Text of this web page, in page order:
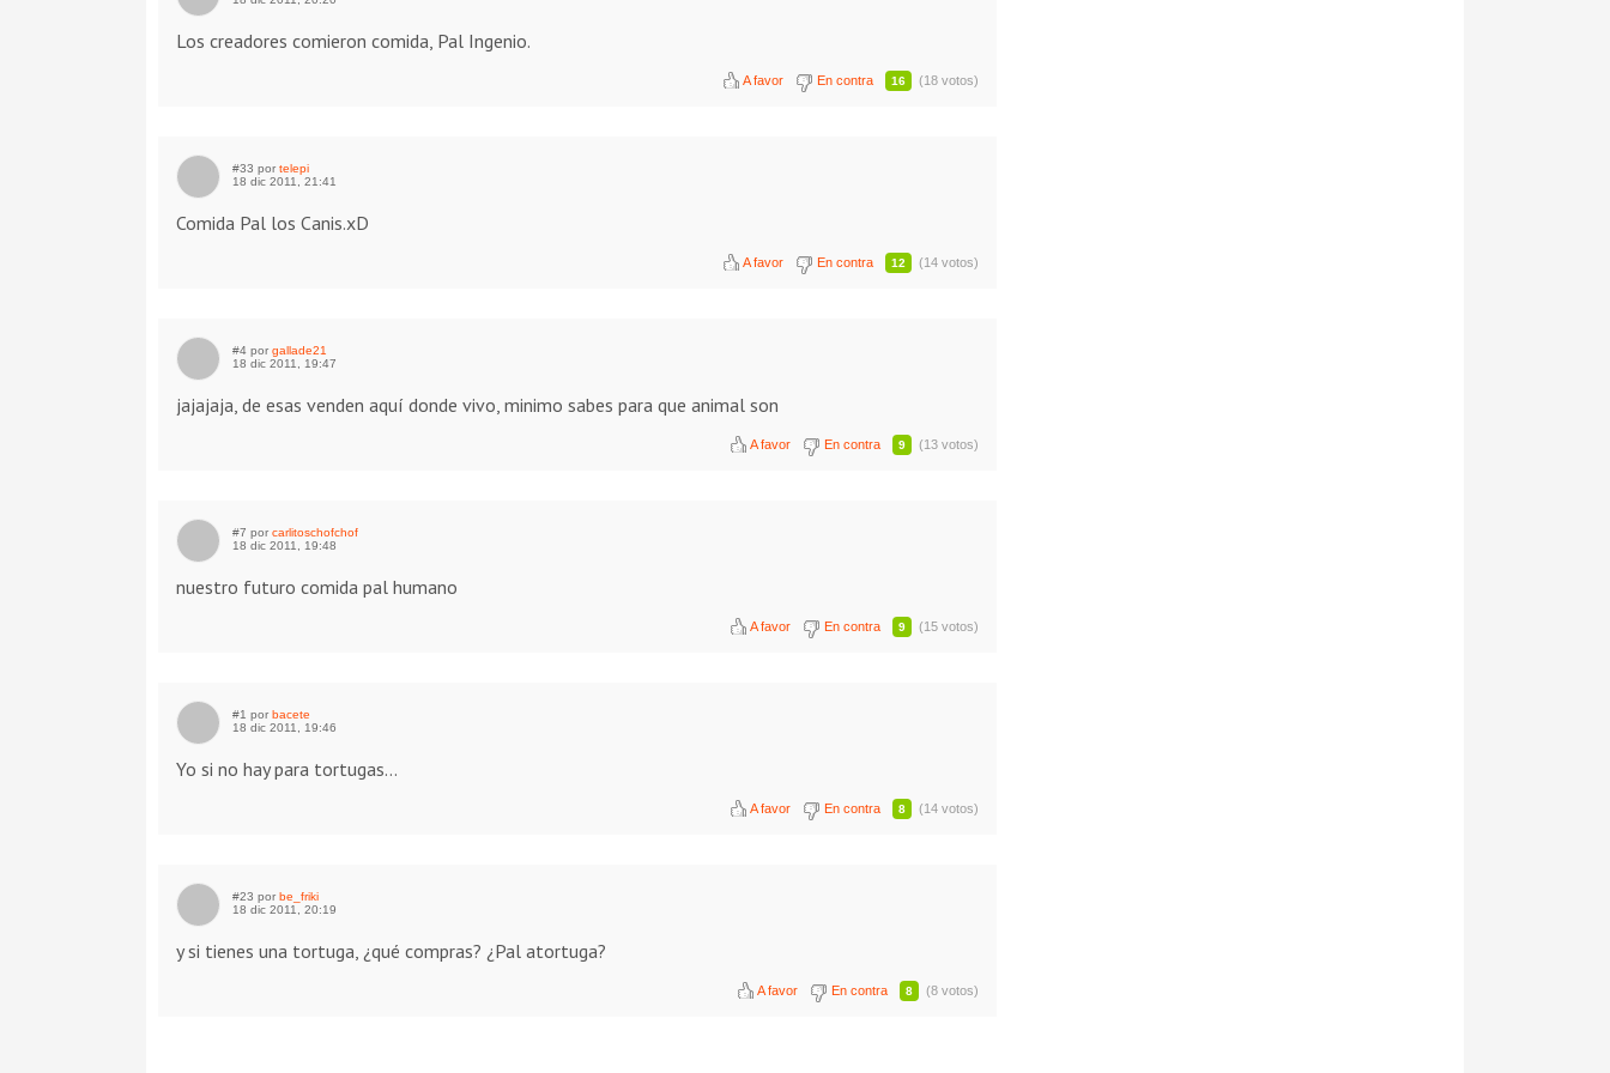
Los creadores comieron comida, Pal Ingenio.
A favor En contra 16 (18 votos)
#33 por telepi
18 dic 2011, 21:41
Comida Pal los Canis.xD
A favor En contra 12 (14 votos)
#4 por gallade21
18 dic 2011, 19:47
jajajaja, de esas venden aquí donde vivo, minimo sabes para que animal son
A favor En contra 9 (13 votos)
#7 por carlitoschofchof
18 dic 2011, 19:48
nuestro futuro comida pal humano
A favor En contra 9 (15 votos)
#1 por bacete
18 dic 2011, 19:46
Yo si no hay para tortugas...
A favor En contra 8 (14 votos)
#23 por be_friki
18 dic 2011, 20:19
y si tienes una tortuga, ¿qué compras? ¿Pal atortuga?
A favor En contra 8 (8 votos)